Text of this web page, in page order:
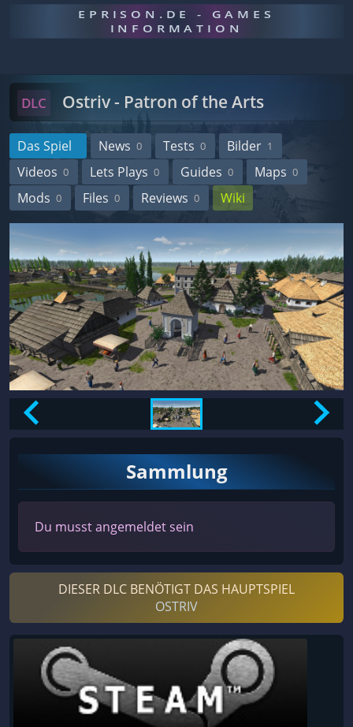
EPRISON.DE - GAMES
INFORMATION
DLC Ostriv - Patron of the Arts
Das Spiel News 0 Tests 0 Bilder 1
Videos 0 Lets Plays 0 Guides 0 Maps 0
Mods 0 Files 0 Reviews 0 Wiki
Sammlung
Du musst angemeldet sein
DIESER DLC BENÖTIGT DAS HAUPTSPIEL
OSTRIV